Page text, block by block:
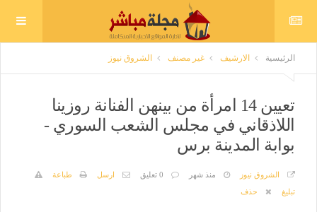
الرئيسية الارشيف غير مصنف الشروق نيوز
تعيين 14 امرأة من بينهن الفنانة روزينا
اللاذقاني في مجلس الشعب السوري -
بوابة المدينة برس
الشروق نيوز منذ شهر 0 تعليق ارسل
طباعة
تبليغ
حذف